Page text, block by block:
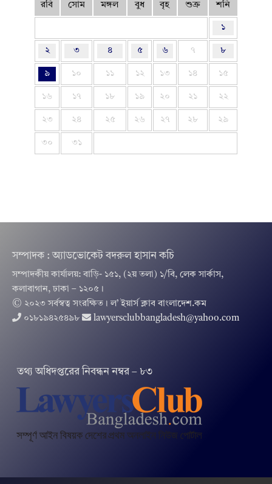
রবি সোম মঙ্গল বুধ বৃহ শুক্র শনি
১
২ ৩ ৪ ৫ ৬ ৭ ৮
৯ ১০ ১১ ১২ ১৩ ১৪ ১৫
১৬ ১৭ ১৮ ১৯ ২০ ২১ ২২
২৩ ২৪ ২৫ ২৬ ২৭ ২৮ ২৯
৩০ ৩১
সম্পাদক : অ্যাডভোকেট বদরুল হাসান কচি
সম্পাদকীয় কার্যালয়: বাড়ি- ১৫১, (২য় তলা) ১/বি, লেক সার্কাস,
কলাবাগান, ঢাকা – ১২০৫।
© ২০২৩ সর্বস্বত্ব সংরক্ষিত । ল’ ইয়ার্স ক্লাব বাংলাদেশ.কম
০১৮১৯৪২৫৪৯৮
lawyersclubbangladesh@yahoo.com
তথ‌্য অ‌ধিদপ্ত‌রের নিবন্ধন নম্বর – ৮৩